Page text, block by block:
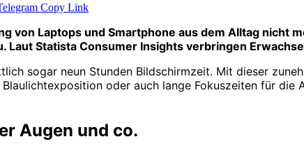
Copy Link
von Laptops und Smartphone aus dem Alltag nicht
Statista Consumer Insights verbringen
sogar neun Stunden Bildschirmzeit. Mit dieser
oder auch lange Fokuszeiten für die
Augen und co.